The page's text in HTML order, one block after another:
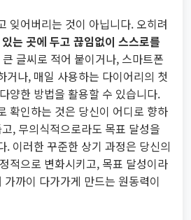
잊어버리는 것이 아닙니다. 오히려
는 곳에 두고 끊임없이 스스로를
큰 글씨로 적어 붙이거나, 스마트폰
거나, 매일 사용하는 다이어리의 첫
양한 방법을 활용할 수 있습니다.
확인하는 것은 당신이 어디로 향하
, 무의식적으로라도 목표 달성을
. 이러한 꾸준한 상기 과정은 당신의
적으로 변화시키고, 목표 달성이라
까이 다가가게 만드는 원동력이